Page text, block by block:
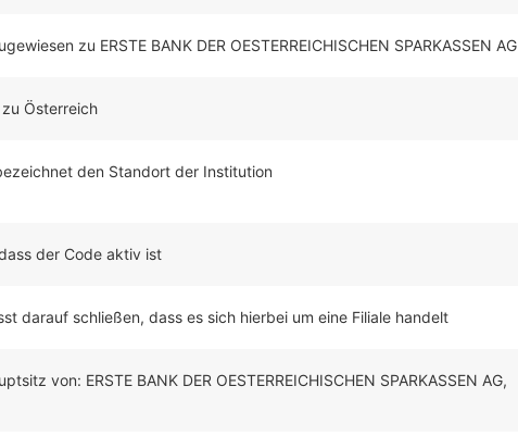
zu ERSTE BANK DER OESTERREICHISCHEN SPARKASSEN AG
Österreich
den Standort der Institution
der Code aktiv ist
darauf schließen, dass es sich hierbei um eine Filiale handelt
von: ERSTE BANK DER OESTERREICHISCHEN SPARKASSEN AG,